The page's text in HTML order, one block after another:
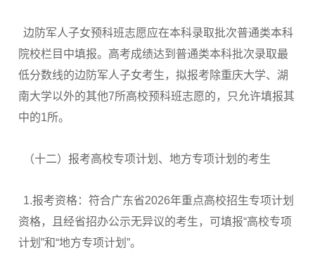
边防军人子女预科班志愿应在本科录取批次普通类本科
院校栏目中填报。高考成绩达到普通类本科批次录取最
低分数线的边防军人子女考生，拟报考除重庆大学、湖
南大学以外的其他7所高校预科班志愿的，只允许填报其
中的1所。
（十二）报考高校专项计划、地方专项计划的考生
1.报考资格：符合广东省2026年重点高校招生专项计划
资格，且经省招办公示无异议的考生，可填报“高校专项
计划”和“地方专项计划”。